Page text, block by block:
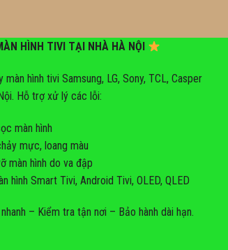
HÌNH TIVI TẠI NHÀ HÀ NỘI
màn hình tivi Samsung, LG, Sony, TCL, Casper
Hỗ trợ xử lý các lỗi:
màn hình
mực, loang màu
màn hình do va đập
hình Smart Tivi, Android Tivi, OLED, QLED
nhanh – Kiểm tra tận nơi – Bảo hành dài hạn.